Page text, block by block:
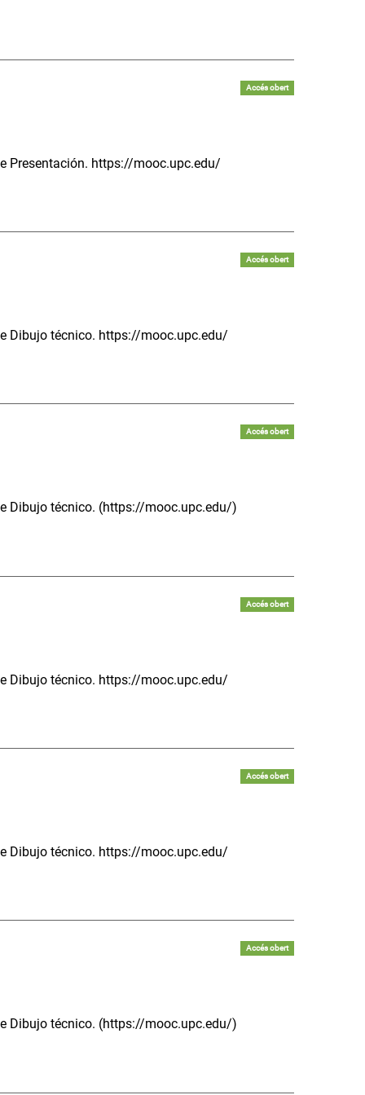
Accés obert
Presentación. https://mooc.upc.edu/
Accés obert
Dibujo técnico. https://mooc.upc.edu/
Accés obert
Dibujo técnico. (https://mooc.upc.edu/)
Accés obert
Dibujo técnico. https://mooc.upc.edu/
Accés obert
Dibujo técnico. https://mooc.upc.edu/
Accés obert
Dibujo técnico. (https://mooc.upc.edu/)